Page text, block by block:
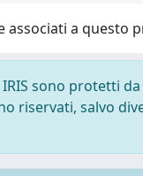
associati a questo
sono protetti
riservati, salvo